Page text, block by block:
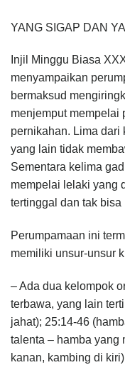
YANG SIGAP DAN
Injil Minggu Biasa
menyampaikan
bermaksud
menjemput mempelai
pernikahan. Lima dari
yang lain tidak
Sementara kelima
mempelai lelaki yang
tertinggal dan tak
Perumpamaan ini
memiliki unsur-unsur
– Ada dua kelompok
terbawa, yang lain
jahat); 25:14-46
talenta – hamba yang
kanan, kambing di